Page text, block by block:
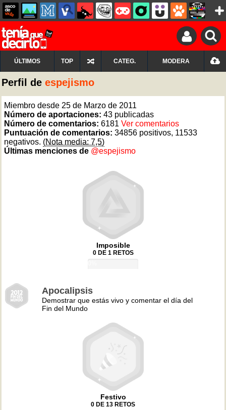
ÚLTIMOS TOP CATEG. MODERA
Perfil de espejismo
Miembro desde 25 de Marzo de 2011
Número de aportaciones: 43 publicadas
Número de comentarios: 6181 Ver comentarios
Puntuación de comentarios: 34856 positivos, 11533
negativos. (Nota media: 7,5)
Últimas menciones de @espejismo
Imposible
0 DE 1 RETOS
Apocalipsis
Demostrar que estás vivo y comentar el día del
Fin del Mundo
Festivo
0 DE 13 RETOS